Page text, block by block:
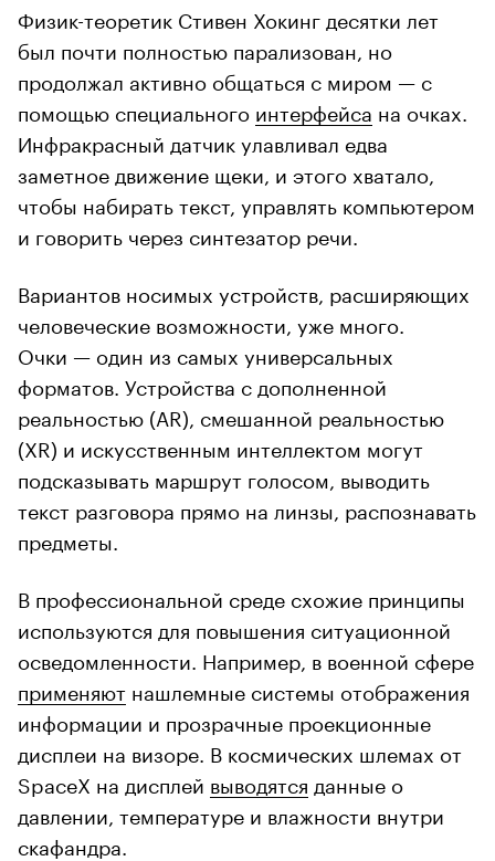
Физик-теоретик Стивен Хокинг десятки лет
был почти полностью парализован, но
продолжал активно общаться с миром — с
помощью специального интерфейса на очках.
Инфракрасный датчик улавливал едва
заметное движение щеки, и этого хватало,
чтобы набирать текст, управлять компьютером
и говорить через синтезатор речи.
Вариантов носимых устройств, расширяющих
человеческие возможности, уже много.
Очки — один из самых универсальных
форматов. Устройства с дополненной
реальностью (AR), смешанной реальностью
(XR) и искусственным интеллектом могут
подсказывать маршрут голосом, выводить
текст разговора прямо на линзы, распознавать
предметы.
В профессиональной среде схожие принципы
используются для повышения ситуационной
осведомленности. Например, в военной сфере
применяют нашлемные системы отображения
информации и прозрачные проекционные
дисплеи на визоре. В космических шлемах от
SpaceX на дисплей выводятся данные о
давлении, температуре и влажности внутри
скафандра.